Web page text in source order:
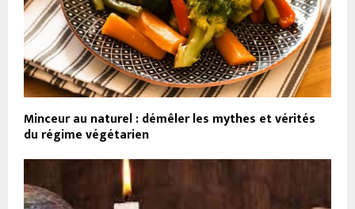
Minceur au naturel : démêler les mythes et vérités
du régime végétarien